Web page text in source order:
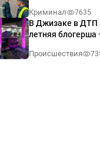
Ташкенте
Криминал 7635
В Джизаке в ДТП
летняя блогерша
Происшествия